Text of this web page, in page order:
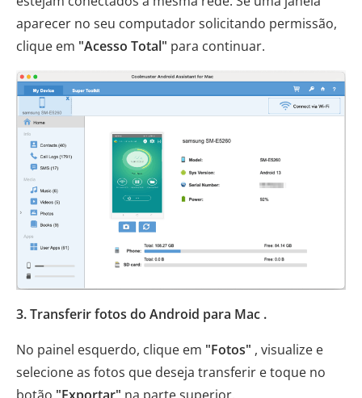
aparecer no seu computador solicitando permissão,
clique em "Acesso Total" para continuar.
3. Transferir fotos do Android para Mac .
No painel esquerdo, clique em "Fotos" , visualize e
selecione as fotos que deseja transferir e toque no